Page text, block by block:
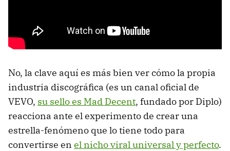
No, la clave aquí es más bien ver cómo la propia
industria discográfica (es un canal oficial de
VEVO, su sello es Mad Decent, fundado por Diplo)
reacciona ante el experimento de crear una
estrella-fenómeno que lo tiene todo para
convertirse en el nicho viral universal y perfecto.